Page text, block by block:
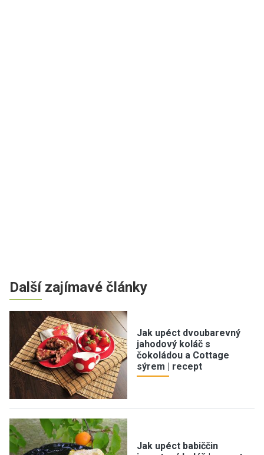
Další zajímavé články
Jak upéct dvoubarevný
jahodový koláč s
čokoládou a Cottage
sýrem | recept
Jak upéct babiččin